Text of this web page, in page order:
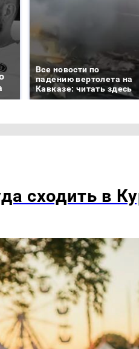
Все новости по
падению вертолета на
Кавказе: читать здесь
сходить в